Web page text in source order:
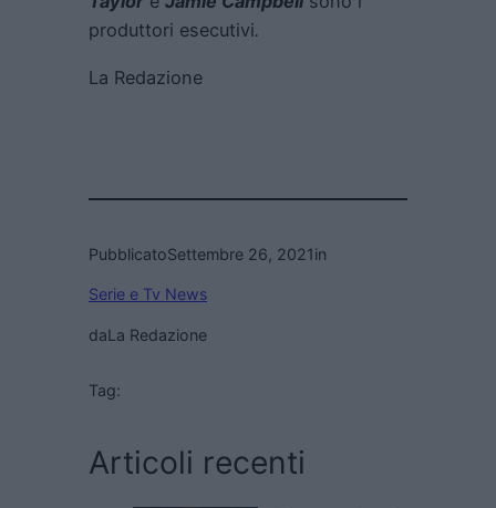
produttori esecutivi.
La Redazione
PubblicatoSettembre 26, 2021in
Serie e Tv News
daLa Redazione
Tag:
Articoli recenti